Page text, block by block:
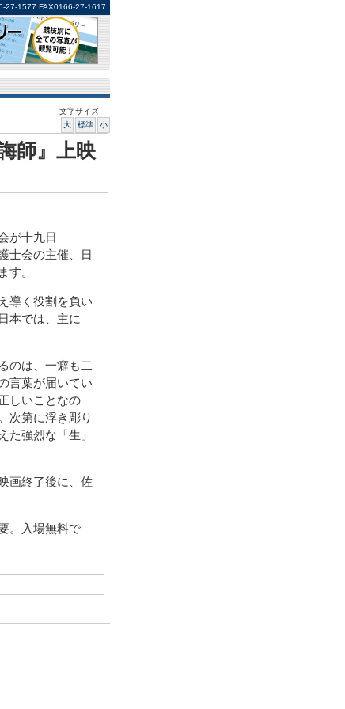
27-1577 FAX0166-27-1617
文字サイズ
大
標準 小
師』上映
が十九日
士会の主催、日
す。
導く役割を負い
本では、主に
のは、一癖も二
言葉が届いてい
しいことなの
次第に浮き彫り
た強烈な「生」
画終了後に、佐
。入場無料で